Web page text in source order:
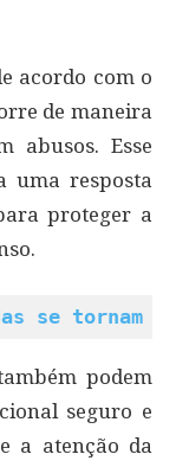
acordo com o
de maneira
abusos. Esse
uma resposta
proteger a
se tornam
podem
seguro e
a atenção da